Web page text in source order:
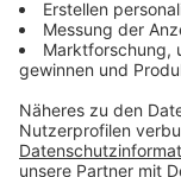
In Essen gibt es
Koordinator der
der Teilnehmer,
Viele stammen
Essen", schreibt
an den Landtag.